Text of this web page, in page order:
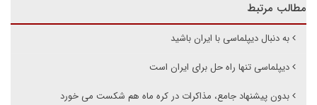
مطالب مرتبط
به دنبال دیپلماسی با ایران باشید
دیپلماسی تنها راه حل برای ایران است
بدون پیشنهاد جامع، مذاکرات در کره ماه هم شکست می خورد